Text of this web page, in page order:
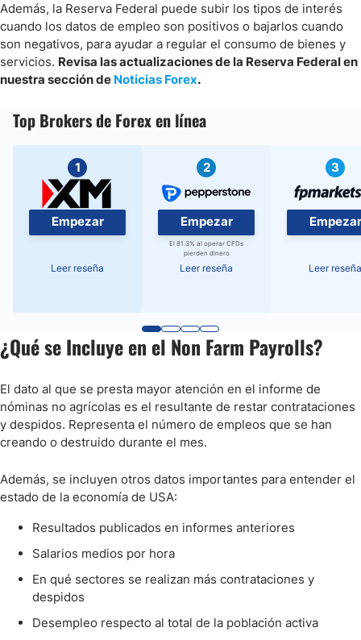
Además, la Reserva Federal puede subir los tipos de interés
cuando los datos de empleo son positivos o bajarlos cuando
son negativos, para ayudar a regular el consumo de bienes y
servicios. Revisa las actualizaciones de la Reserva Federal en
nuestra sección de Noticias Forex.
Top Brokers de Forex en línea
1
Empezar
Leer reseña
2
Empezar
El 81.3% al operar CFDs
pierden dinero
Leer reseña
3
Empezar
Leer reseña
¿Qué se Incluye en el Non Farm Payrolls?
El dato al que se presta mayor atención en el informe de
nóminas no agrícolas es el resultante de restar contrataciones
y despidos. Representa el número de empleos que se han
creando o destruido durante el mes.
Además, se incluyen otros datos importantes para entender el
estado de la economía de USA:
Resultados publicados en informes anteriores
Salarios medios por hora
En qué sectores se realizan más contrataciones y
despidos
Desempleo respecto al total de la población activa